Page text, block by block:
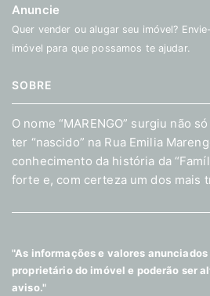
Anuncie
Quer vender ou alugar seu imóvel?
imóvel para que possamos te ajudar.
SOBRE
O nome “MARENGO” surgiu não
ter “nascido” na Rua Emilia
conhecimento da história da
forte e, com certeza um dos mais
"As informações e valores
proprietário do imóvel e poderão ser
aviso."